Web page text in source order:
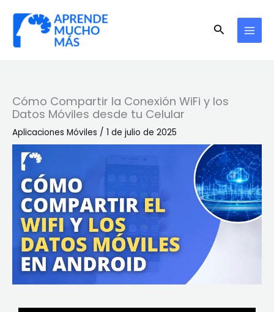
contenido
Buscar
Cómo Compartir la Conexión WiFi y los
Datos Móviles desde tu Celular
Aplicaciones Móviles / 1 de julio de 2025